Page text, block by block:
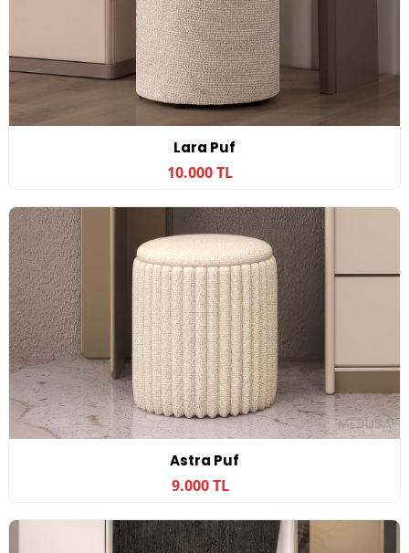
Lara Puf
10.000 TL
Astra Puf
9.000 TL